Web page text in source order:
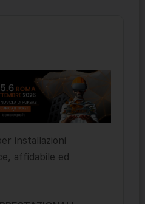
installazioni
affidabile ed